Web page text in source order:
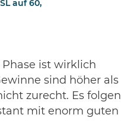
auf 60,
ist wirklich
sind höher als
zurecht. Es folgen
mit enorm guten